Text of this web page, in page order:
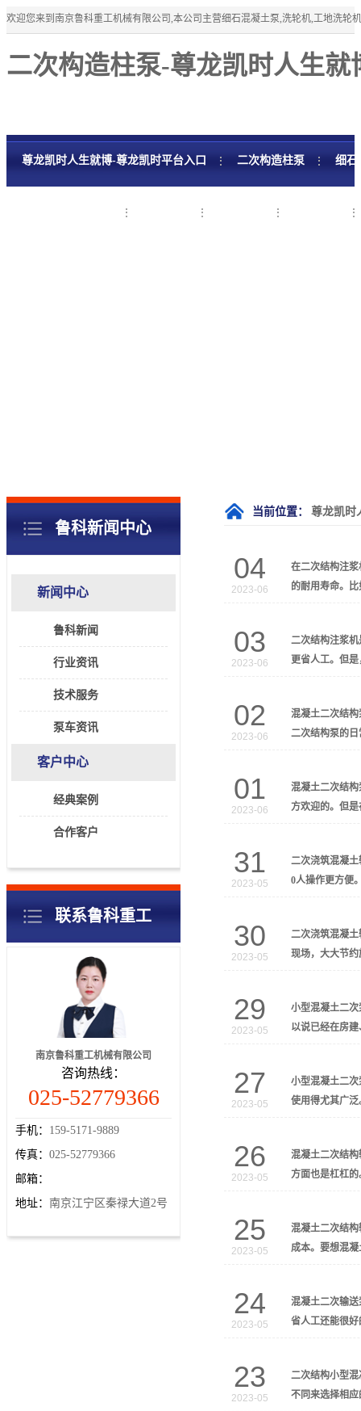
欢迎您来到南京鲁科重工机械有限公司,本公司主营细石混凝土泵,洗轮机,工地洗轮
二次构造柱泵-尊龙凯时人生就
尊龙凯时人生就博-尊龙凯时平台入口 二次构造柱泵 细石
当前位置： 尊龙凯时
04
2023-06
在二次结构注
的耐用寿命。
03
2023-06
二次结构注浆
更省人工。但
02
2023-06
混凝土二次结
二次结构泵的
01
2023-06
混凝土二次结
方欢迎的。但
31
2023-05
二次浇筑混凝
0人操作更方便
30
2023-05
二次浇筑混凝
现场，大大节
29
2023-05
小型混凝土二
以说已经在房
27
2023-05
小型混凝土二
使用得尤其广
26
2023-05
混凝土二次结
方面也是杠杠
25
2023-05
混凝土二次结
成本。要想混
24
2023-05
混凝土二次输
省人工还能很
23
2023-05
二次结构小型
不同来选择相
鲁科新闻中心
新闻中心
鲁科新闻
行业资讯
技术服务
泵车资讯
客户中心
经典案例
合作客户
联系鲁科重工
南京鲁科重工机械有限公司
咨询热线：
025-52779366
手机： 159-5171-9889
传真： 025-52779366
邮箱：
地址： 南京江宁区秦禄大道2号